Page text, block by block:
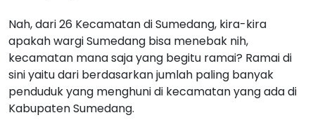
Nah, dari 26 Kecamatan di Sumedang, kira-kira
apakah wargi Sumedang bisa menebak nih,
kecamatan mana saja yang begitu ramai? Ramai di
sini yaitu dari berdasarkan jumlah paling banyak
penduduk yang menghuni di kecamatan yang ada di
Kabupaten Sumedang.